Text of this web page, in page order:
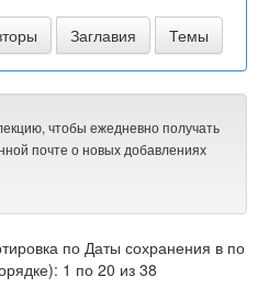
чтобы ежедневно получать
почте о новых добавлениях
по Даты сохранения в по
1 по 20 из 38